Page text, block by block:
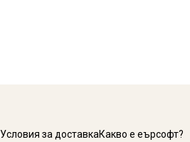
Условия за доставкаКакво е еърсофт?